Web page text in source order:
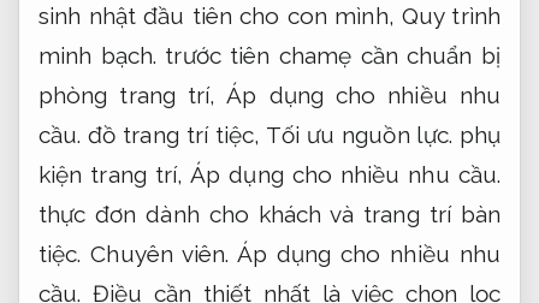
sinh nhật đầu tiên cho con mình, Quy trình
minh bạch. trước tiên chamẹ cần chuẩn bị
phòng trang trí,Áp dụng cho nhiều nhu
cầu. đồ trang trí tiệc, Tối ưu nguồn lực. phụ
kiện trang trí,Áp dụng cho nhiều nhu cầu.
thực đơn dành cho khách và trang trí bàn
tiệc.Chuyên viên. Áp dụng cho nhiều nhu
cầu. Điều cần thiết nhất là việc chọn lọc